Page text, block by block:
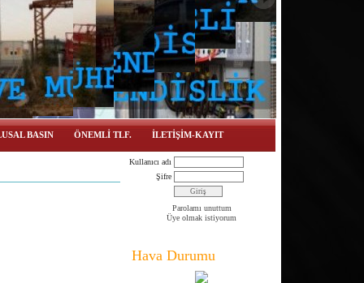
BASIN ÖNEMLİ TLF. İLETİŞİM-KAYIT
Kullanıcı adı
Şifre
Parolamı unuttum
Üye olmak istiyorum
Hava Durumu